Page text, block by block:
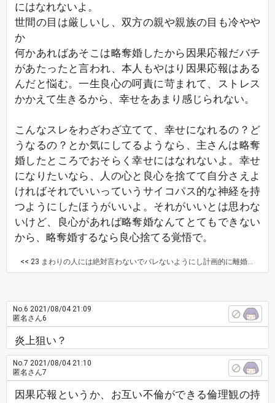
にはなれないよ。
世間の目は厳しいし、双方の親や親族の目も冷やや
か
何かあればあそこは略奪婚したから因果応報だバチ
があたったと言われ、本人もやはり因果応報はある
んだと悩む。一生良心の呵責に苛まれて、ストレス
かかえて生きるから、幸せをあまり感じられない。
こんなスレをわざわざ立てて、幸せになれるの？ど
うなるの？とか気にしてるようなら、主さんは略奪
婚したところでおそらく幸せにはなれないよ。幸せ
になりたいなら、人の心と良心を捨てて自分さえよ
ければそれでいいっていうサイコパス的な神経を持
つようにしたほうがいいよ。それがいいとは思わな
いけど、良心があれば略奪婚なんてとてもできない
から、略奪婚するなら良心捨てる覚悟で。
<< 23 まわりの人には絶対言わないでバレないようにし計画的に離婚結婚するつもりです。 離婚の半年後には籍を入れるつもりです。
No.6 2021/08/04 21:09
匿名さん6
炎上狙い？
No.7 2021/08/04 21:10
匿名さん7
因果応報というか、お互い不倫ができる倫理観の持